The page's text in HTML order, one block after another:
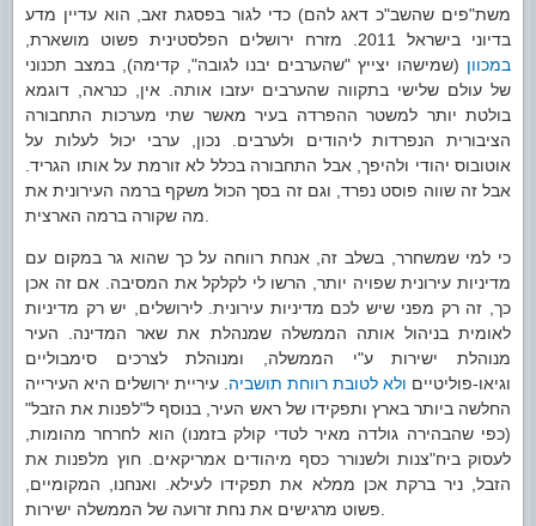
משת"פים שהשב"כ דאג להם) כדי לגור בפסגת זאב, הוא עדיין מדע
בדיוני בישראל 2011. מזרח ירושלים הפלסטינית פשוט מושארת,
במכוון (שמישהו יצייץ "שהערבים יבנו לגובה", קדימה), במצב תכנוני
של עולם שלישי בתקווה שהערבים יעזבו אותה. אין, כנראה, דוגמא
בולטת יותר למשטר ההפרדה בעיר מאשר שתי מערכות התחבורה
הציבורית הנפרדות ליהודים ולערבים. נכון, ערבי יכול לעלות על
אוטובוס יהודי ולהיפך, אבל התחבורה בכלל לא זורמת על אותו הגריד.
אבל זה שווה פוסט נפרד, וגם זה בסך הכול משקף ברמה העירונית את
כי למי שמשחרר, בשלב זה, אנחת רווחה על כך שהוא גר במקום עם
מדיניות עירונית שפויה יותר, הרשו לי לקלקל את המסיבה. אם זה אכן
כך, זה רק מפני שיש לכם מדיניות עירונית. לירושלים, יש רק מדיניות
לאומית בניהול אותה הממשלה שמנהלת את שאר המדינה. העיר
מנוהלת ישירות ע"י הממשלה, ומנוהלת לצרכים סימבוליים
וגיאו-פוליטיים ולא לטובת רווחת תושביה . עיריית ירושלים היא העירייה
החלשה ביותר בארץ ותפקידו של ראש העיר, בנוסף ל"לפנות את הזבל"
(כפי שהבהירה גולדה מאיר לטדי קולק בזמנו) הוא לחרחר מהומות,
לעסוק ביח"צנות ולשנורר כסף מיהודים אמריקאים. חוץ מלפנות את
הזבל, ניר ברקת אכן ממלא את תפקידו לעילא. ואנחנו, המקומיים,